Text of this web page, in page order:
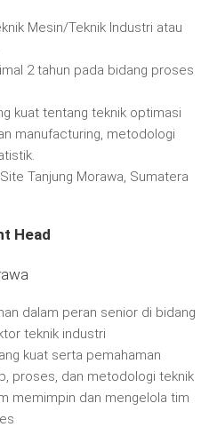
Mesin/Teknik Industri atau
2 tahun pada bidang proses
kuat tentang teknik optimasi
manufacturing, metodologi
Tanjung Morawa, Sumatera
Head
dalam peran senior di bidang
teknik industri
kuat serta pemahaman
proses, dan metodologi teknik
memimpin dan mengelola tim